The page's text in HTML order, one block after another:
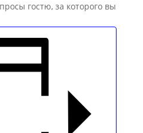
гостю, за которого вы